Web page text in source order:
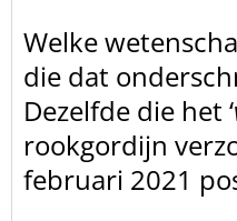
Welke
die dat
Dezelfde die het ‘
rookgordijn
februari 2021